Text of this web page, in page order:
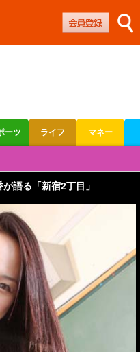
ーツ ライフ マネー
語る「新宿2丁目」